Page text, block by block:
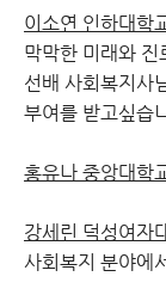
이소연 인하대학
막막한 미래와
선배 사회복지사
부여를 받고싶습
홍유나 중앙대학
강세린 덕성여자
사회복지 분야에